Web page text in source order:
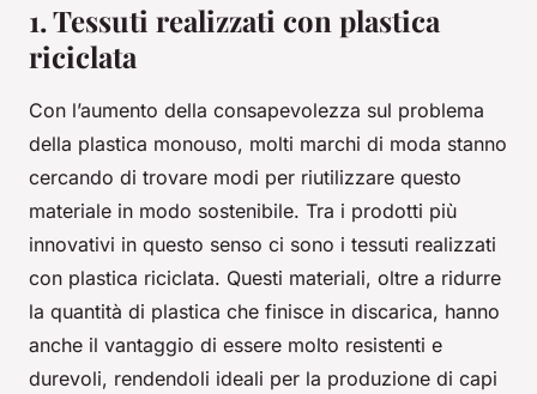
1. Tessuti realizzati con plastica
riciclata
Con l’aumento della consapevolezza sul problema
della plastica monouso, molti marchi di moda stanno
cercando di trovare modi per riutilizzare questo
materiale in modo sostenibile. Tra i prodotti più
innovativi in questo senso ci sono i tessuti realizzati
con plastica riciclata. Questi materiali, oltre a ridurre
la quantità di plastica che finisce in discarica, hanno
anche il vantaggio di essere molto resistenti e
durevoli, rendendoli ideali per la produzione di capi